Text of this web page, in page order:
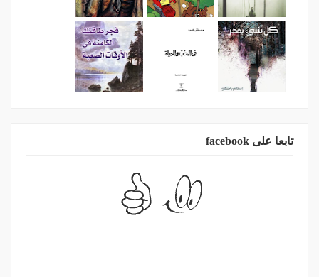
تابعا على facebook